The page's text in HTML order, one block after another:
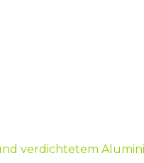
verdichtetem